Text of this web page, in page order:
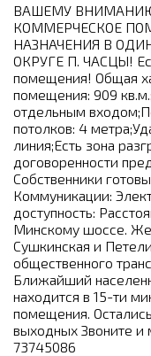
ВАШЕМУ
КОММЕРЧЕСКОЕ
НАЗНАЧЕНИЯ В
ОКРУГЕ П. ЧАСЦЫ!
помещения! Общая
помещения: 909
отдельным
потолков: 4
линия;Есть зона
договоренности
Собственники
Коммуникации:
доступность:
Минскому шоссе.
Сушкинская и
общественного
Ближайший
находится в 15-ти
помещения.
выходных Звоните
73745086